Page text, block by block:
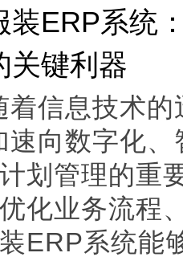
装ERP系统
关键利器
着信息技术
速向数字化
划管理的重
化业务流程
ERP系统能